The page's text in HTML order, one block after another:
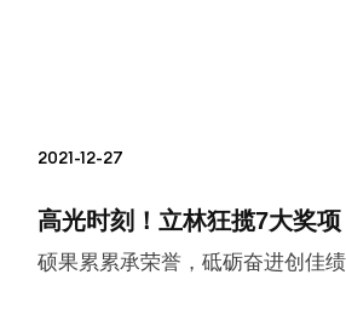
2021-12-27
高光时刻！立林狂揽7大奖
硕果累累承荣誉，砥砺奋进创佳